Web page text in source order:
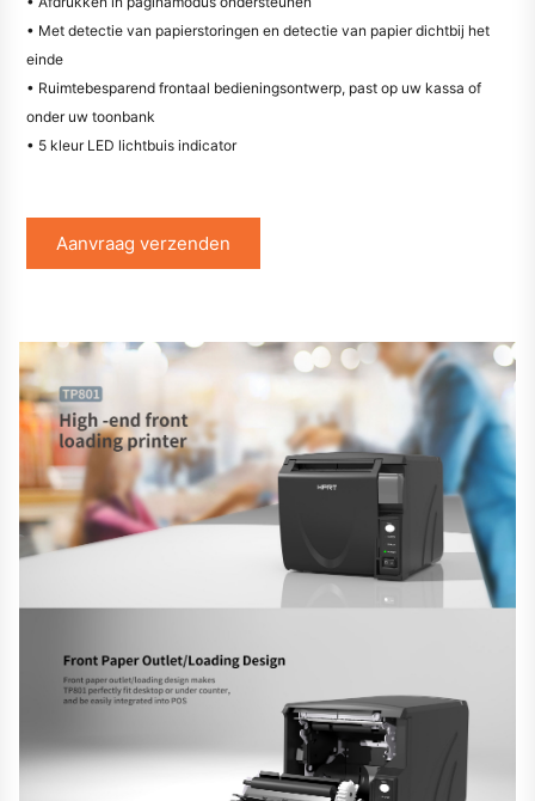
• Met detectie van papierstoringen en detectie van papier dichtbij het
einde
• Ruimtebesparend frontaal bedieningsontwerp, past op uw kassa of
onder uw toonbank
• 5 kleur LED lichtbuis indicator
Aanvraag verzenden